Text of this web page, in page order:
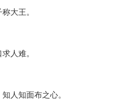
大王。
人难。
人知面布之心。